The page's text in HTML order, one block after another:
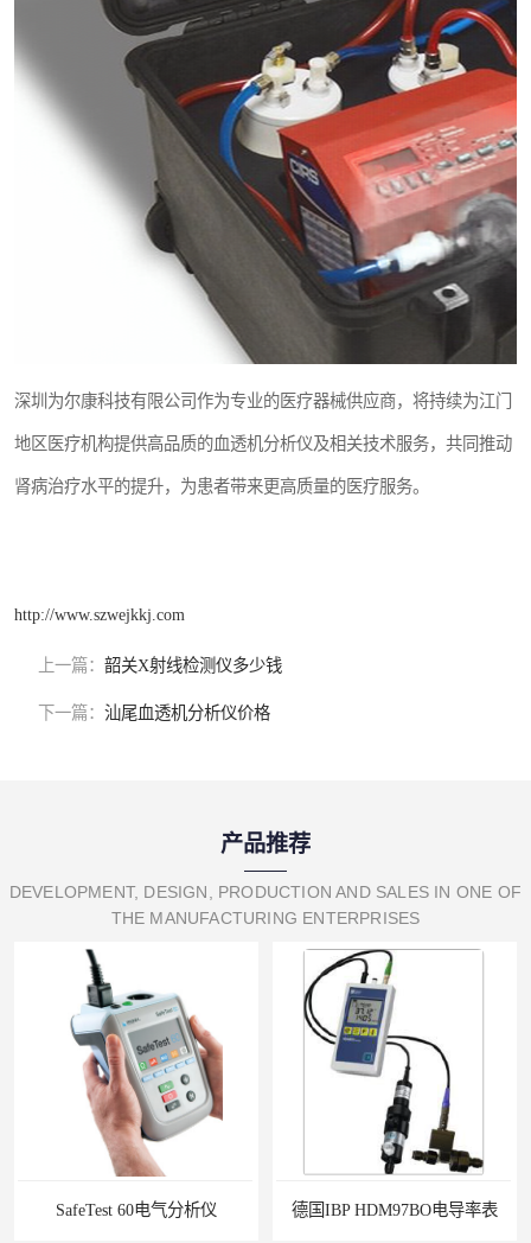
深圳为尔康科技有限公司作为专业的医疗器械供应商，将持续为江门
地区医疗机构提供高品质的血透机分析仪及相关技术服务，共同推动
肾病治疗水平的提升，为患者带来更高质量的医疗服务。
http://www.szwejkkj.com
上一篇： 韶关X射线检测仪多少钱
下一篇： 汕尾血透机分析仪价格
产品推荐
DEVELOPMENT, DESIGN, PRODUCTION AND SALES IN ONE OF
THE MANUFACTURING ENTERPRISES
SafeTest 60电气分析仪 德国IBP HDM97BO电导率表